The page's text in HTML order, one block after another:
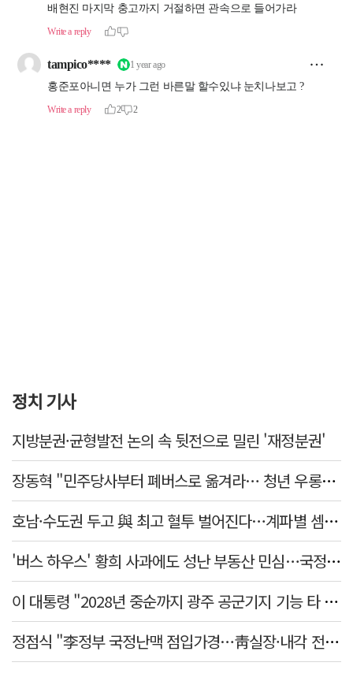
정치 기사
지방분권·균형발전 논의 속 뒷전으로 밀린 '재정분권'
장동혁 "민주당사부터 폐버스로 옮겨라… 청년 우롱하는 아무 말 대잔치"
호남·수도권 두고 與 최고 혈투 벌어진다…계파별 셈법은?
'버스 하우스' 황희 사과에도 성난 부동산 민심…국정 동력 빨간불
이 대통령 "2028년 중순까지 광주 공군기지 기능 타 기지 이전"
정점식 "李정부 국정난맥 점입가경…靑실장·내각 전면 교체해야"